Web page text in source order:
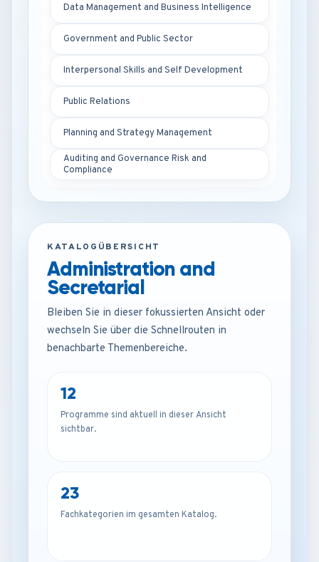
Data Management and Business Intelligence
Government and Public Sector
Interpersonal Skills and Self Development
Public Relations
Planning and Strategy Management
Auditing and Governance Risk and
Compliance
KATALOGÜBERSICHT
Administration and
Secretarial
Bleiben Sie in dieser fokussierten Ansicht oder
wechseln Sie über die Schnellrouten in
benachbarte Themenbereiche.
12
Programme sind aktuell in dieser Ansicht
sichtbar.
23
Fachkategorien im gesamten Katalog.